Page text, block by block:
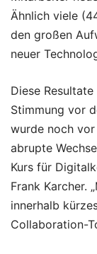
Ähnlich viele
den großen
neuer
Diese
Stimmung vor
wurde noch
abrupte
Kurs für
Frank Karcher.
innerhalb
Collaboration-